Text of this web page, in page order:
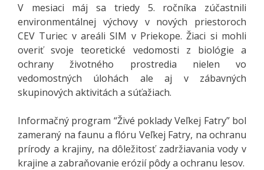
V mesiaci máj sa triedy 5. ročníka zúčastnili
environmentálnej výchovy v nových priestoroch
CEV Turiec v areáli SIM v Priekope. Žiaci si mohli
overiť svoje teoretické vedomosti z biológie a
ochrany životného prostredia nielen vo
vedomostných úlohách ale aj v zábavných
skupinových aktivitách a súťažiach.
Informačný program “Živé poklady Veľkej Fatry” bol
zameraný na faunu a flóru Veľkej Fatry, na ochranu
prírody a krajiny, na dôležitosť zadržiavania vody v
krajine a zabraňovanie erózií pôdy a ochranu lesov.